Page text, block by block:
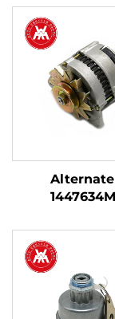
Massey
240 253 263